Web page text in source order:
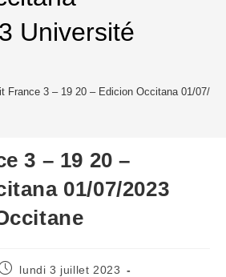
Université
France 3 – 19 20 – Edicion Occitana 01/07/
3 – 19 20 –
01/07/2023
lundi 3 juillet 2023